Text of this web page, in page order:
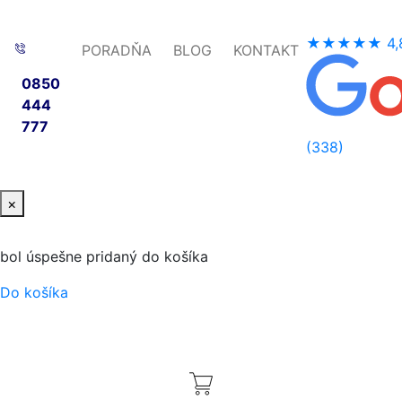
0850
444
777
PORADŇA BLOG KONTAKT ★★★★★
(338)
×
bol úspešne pridaný do košíka
Do košíka